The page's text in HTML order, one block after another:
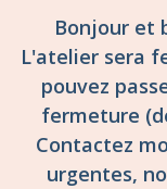
Bonjour et
L'atelier sera
pouvez
fermeture
Contactez
urgentes,